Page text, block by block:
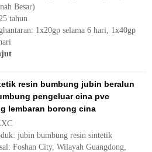
Besar)
tahun
1x20gp selama 6 hari, 1x40gp
resin bumbung jubin beralun
pengeluar cina pvc
lembaran borong cina
jubin bumbung resin sintetik
Foshan City, Wilayah Guangdong,